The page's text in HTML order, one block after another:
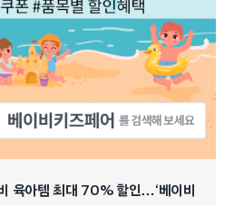
육아템 최대 70% 할인…‘베이비